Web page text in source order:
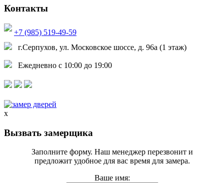
Контакты
+7 (985) 519-49-59
г.Серпухов, ул. Московское шоссе, д. 96а (1 этаж)
Ежедневно с 10:00 до 19:00
x
Вызвать замерщика
Заполните форму. Наш менеджер перезвонит и
предложит удобное для вас время для замера.
Ваше имя: